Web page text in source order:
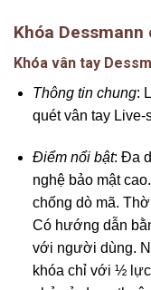
Khóa
Khóa vân tay
Thông tin chung:
quét vân tay Live-
Điểm nổi bật: Đa
nghệ bảo mật
chống dò mã.
Có hướng dẫn
với người dùng.
khóa chỉ với ½